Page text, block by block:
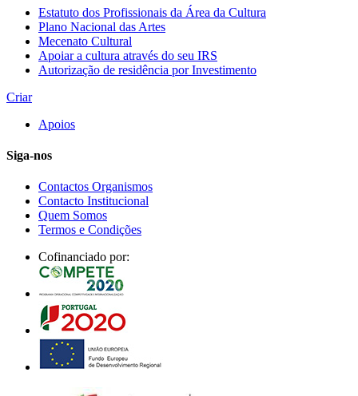
Estatuto dos Profissionais da Área da Cultura
Plano Nacional das Artes
Mecenato Cultural
Apoiar a cultura através do seu IRS
Autorização de residência por Investimento
Criar
Apoios
Siga-nos
Contactos Organismos
Contacto Institucional
Quem Somos
Termos e Condições
Cofinanciado por: